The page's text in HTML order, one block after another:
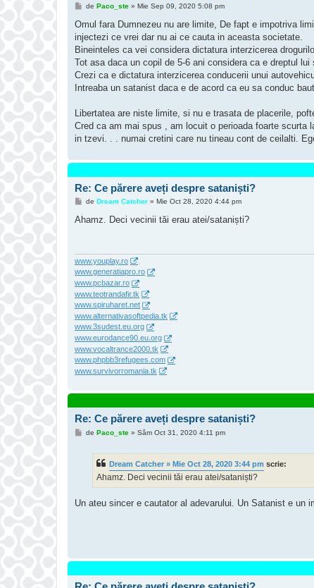
M
s
j
de Paco_ste» Mie Sep 09, 2020 5:08 pm
Omul fara Dumnezeu nu are limite, De fapt e impotriva
injectezi ce vrei dar nu ai ce cauta in aceasta societate.
Bineinteles ca vei considera dictatura interzicerea
Tot asa daca un copil de 5-6 ani considera ca e dreptul
Crezi ca e dictatura interzicerea conducerii unui
Intreaba un satanist daca e de acord ca eu sa conduc
Libertatea are niste limite, si nu e trasata de placerile,
Cred ca am mai spus , am locuit o perioada foarte scurta
in tzevi. . . numai cretini care nu tineau cont de ceilalti.
Re: Ce părere aveți despre sataniști?
M
s
de Dream Catcher» Mie Oct 28, 2020 4:44 pm
Ahamz. Deci vecinii tăi erau atei/sataniști?
www.youplay.ro
www.generatiapro.ro
www.pcbazar.ro
www.teotrandafir.tk
www.spiruharet.net
www.alternativasoftpedia.tk
www.3sudest.eu.org
www.eurodance90.eu.org
www.vocaltrance2000.tk
www.phpbb3refugees.com
www.survivorromania.tk
Re: Ce părere aveți despre sataniști?
Mde Paco_ste» Sâm Oct 31, 2020 4:11 pm
Dream Catcher » Mie Oct 28, 2020 3:44 pm scrie:
Ahamz. Deci vecinii tăi erau atei/sataniști?
Un ateu sincer e cautator al adevarului. Un Satanist e un